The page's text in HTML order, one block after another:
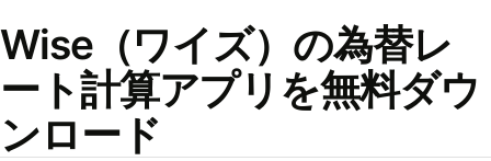
Wise（ワイズ）の為替レ
ート計算アプリを無料ダウ
ンロード